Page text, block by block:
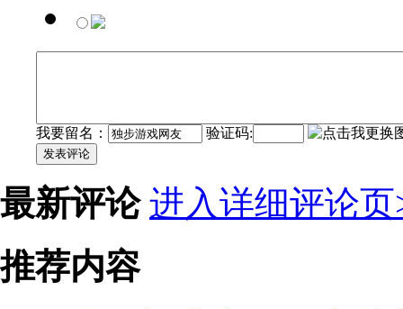
我要留名： 验证码:
发表评论
最新评论 进入详细评论页
推荐内容